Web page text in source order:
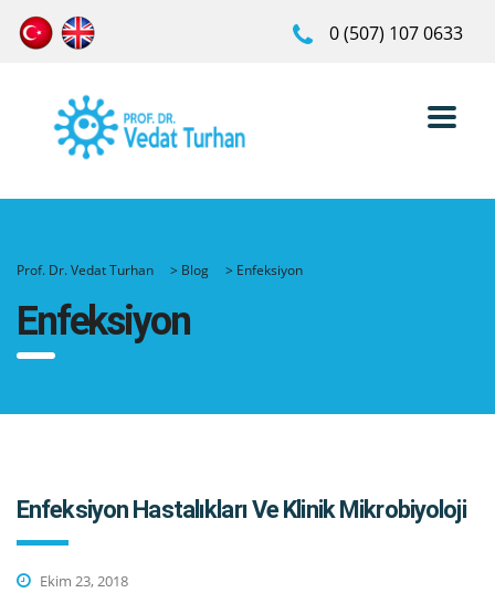
0 (507) 107 0633
Prof. Dr. Vedat Turhan > Blog > Enfeksiyon
Enfeksiyon
Enfeksiyon Hastalıkları Ve Klinik Mikrobiyoloji
Ekim 23, 2018